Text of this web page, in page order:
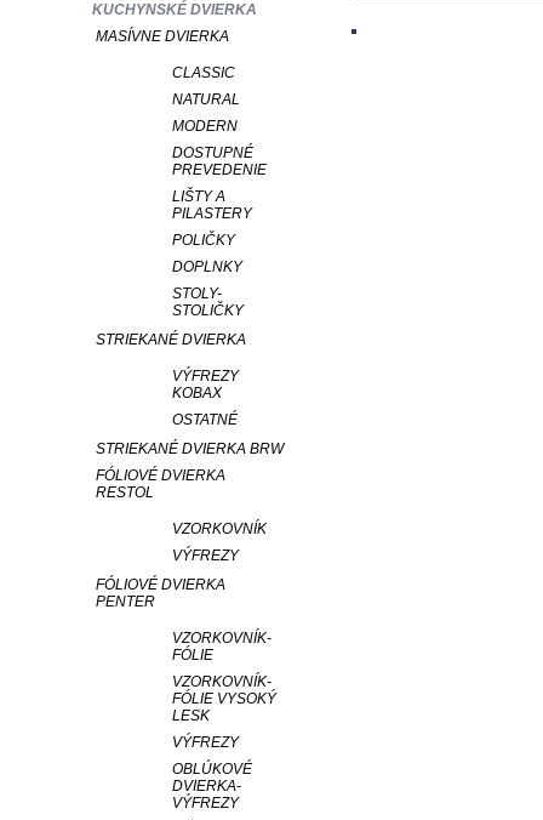
KUCHYNSKÉ DVIERKA
MASÍVNE DVIERKA
CLASSIC
NATURAL
MODERN
DOSTUPNÉ
PREVEDENIE
LIŠTY A
PILASTERY
POLIČKY
DOPLNKY
STOLY-
STOLIČKY
STRIEKANÉ DVIERKA
VÝFREZY
KOBAX
OSTATNÉ
STRIEKANÉ DVIERKA BRW
FÓLIOVÉ DVIERKA
RESTOL
VZORKOVNÍK
VÝFREZY
FÓLIOVÉ DVIERKA
PENTER
VZORKOVNÍK-
FÓLIE
VZORKOVNÍK-
FÓLIE VYSOKÝ
LESK
VÝFREZY
OBLÚKOVÉ
DVIERKA-
VÝFREZY